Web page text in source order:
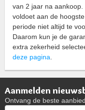
van 2 jaar na aankoop.
voldoet aan de
periode niet altijd te
Daarom kun je de
extra zekerheid
deze pagina
Aanmelden
Ontvang de beste